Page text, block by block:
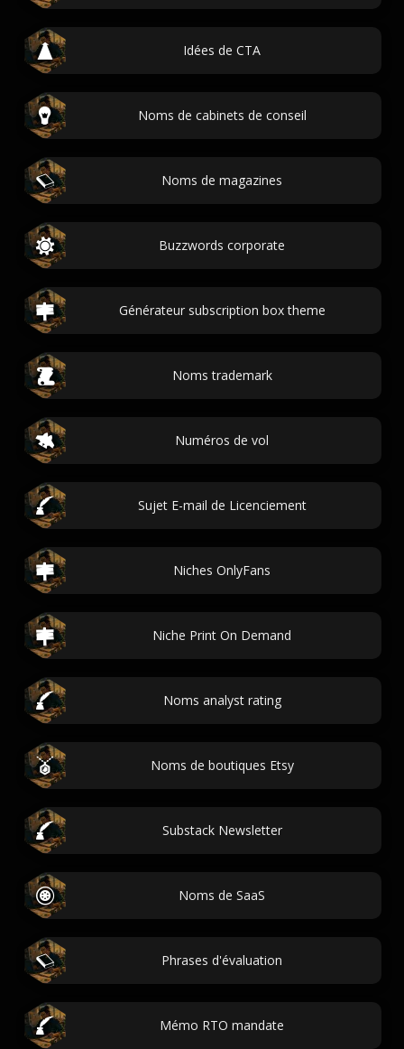
Idées de CTA
Noms de cabinets de conseil
Noms de magazines
Buzzwords corporate
Générateur subscription box theme
Noms trademark
Numéros de vol
Sujet E-mail de Licenciement
Niches OnlyFans
Niche Print On Demand
Noms analyst rating
Noms de boutiques Etsy
Substack Newsletter
Noms de SaaS
Phrases d'évaluation
Mémo RTO mandate